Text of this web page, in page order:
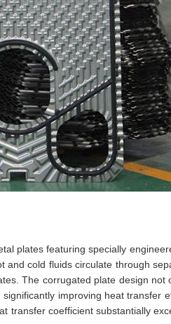
plates featuring specially
cold fluids circulate through
The corrugated plate design not
improving heat transfer
transfer coefficient substantially